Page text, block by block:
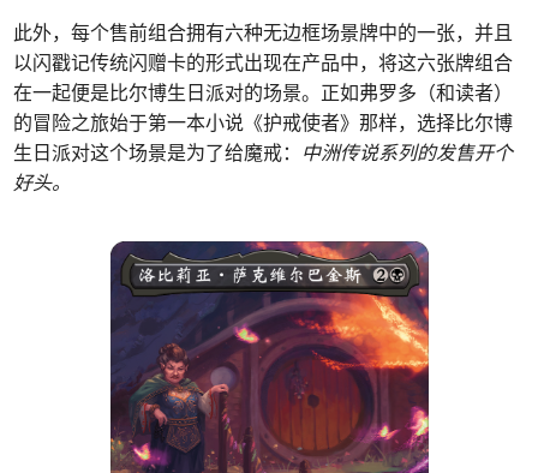
此外，每个售前组合拥有六种无边框场景牌中的一张，并且
以闪戳记传统闪赠卡的形式出现在产品中，将这六张牌组合
在一起便是比尔博生日派对的场景。正如弗罗多（和读者）
的冒险之旅始于第一本小说《护戒使者》那样，选择比尔博
生日派对这个场景是为了给魔戒： 中洲传说系列的发售开个
好头。